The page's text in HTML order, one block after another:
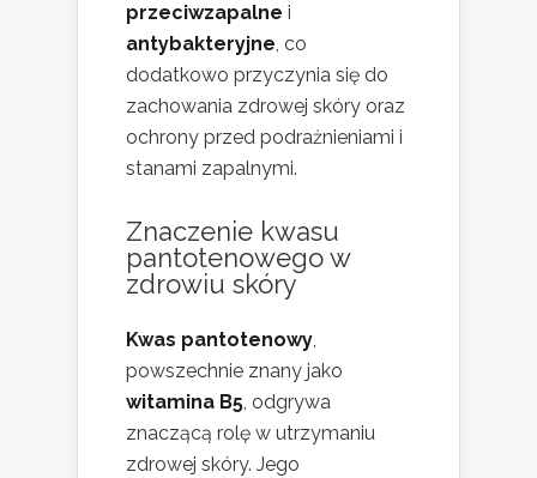
przeciwzapalne i
antybakteryjne, co
dodatkowo przyczynia się do
zachowania zdrowej skóry oraz
ochrony przed podrażnieniami i
stanami zapalnymi.
Znaczenie kwasu
pantotenowego w
zdrowiu skóry
Kwas pantotenowy,
powszechnie znany jako
witamina B5, odgrywa
znaczącą rolę w utrzymaniu
zdrowej skóry. Jego